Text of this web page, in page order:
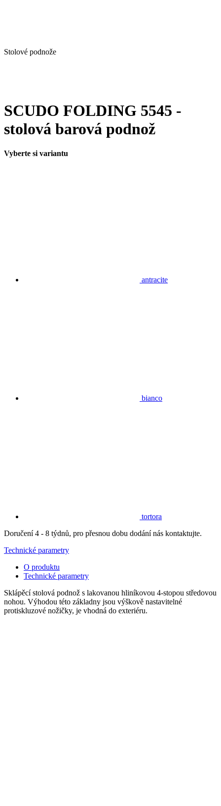
Stolové podnože
SCUDO FOLDING 5545 -
stolová barová podnož
Vyberte si variantu
antracite
bianco
tortora
Doručení 4 - 8 týdnů, pro přesnou dobu dodání nás kontaktujte.
Technické parametry
O produktu
Technické parametry
Sklápěcí stolová podnož s lakovanou hliníkovou 4-stopou středovou
nohou. Výhodou této základny jsou výškově nastavitelné
protiskluzové nožičky, je vhodná do exteriéru.